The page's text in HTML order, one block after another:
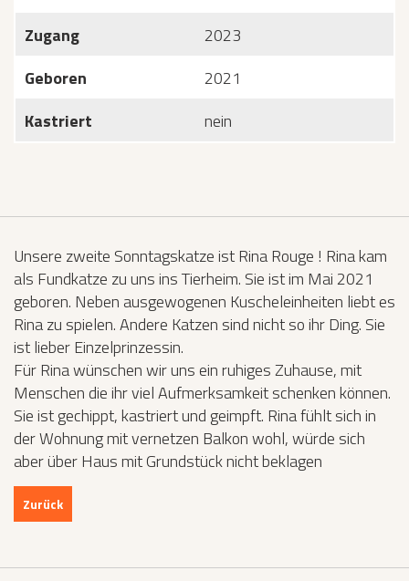
Zugang
2023
Geboren
2021
Kastriert
nein
Unsere zweite Sonntagskatze ist Rina Rouge ! Rina kam
als Fundkatze zu uns ins Tierheim. Sie ist im Mai 2021
geboren. Neben ausgewogenen Kuscheleinheiten liebt es
Rina zu spielen. Andere Katzen sind nicht so ihr Ding. Sie
ist lieber Einzelprinzessin.
Für Rina wünschen wir uns ein ruhiges Zuhause, mit
Menschen die ihr viel Aufmerksamkeit schenken können.
Sie ist gechippt, kastriert und geimpft. Rina fühlt sich in
der Wohnung mit vernetzen Balkon wohl, würde sich
aber über Haus mit Grundstück nicht beklagen
Zurück